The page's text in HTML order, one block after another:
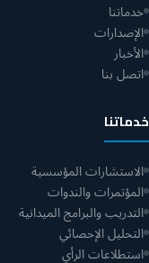
خدماتنا
الإصدارات
الأخبار
اتصل بنا
خدماتنا
الاستشارات المؤسسية
المؤتمرات والندوات
التدريب والبرامج الميدانية
التحليل الإحصائي
استطلاعات الرأي